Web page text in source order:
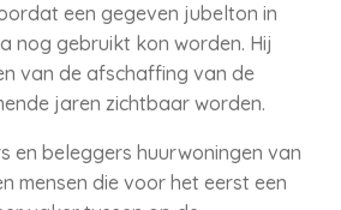
een gegeven jubelton in
nog gebruikt kon worden. Hij
van de afschaffing van de
jaren zichtbaar worden.
en beleggers huurwoningen van
mensen die voor het eerst een